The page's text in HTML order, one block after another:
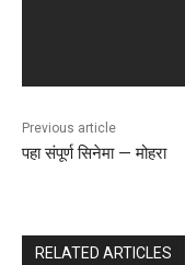
Previous article
पहा संपूर्ण सिनेमा — मोहरा
RELATED ARTICLES